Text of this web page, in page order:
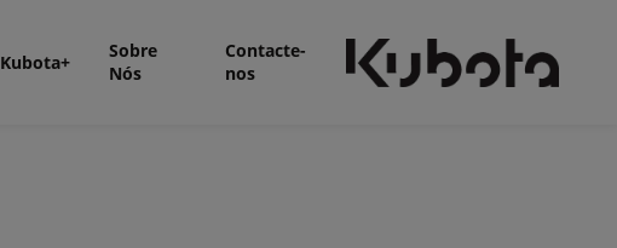
Kubota+
Sobre
Nós
Contacte-
nos